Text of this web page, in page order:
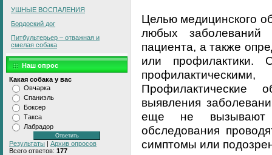
УШНЫЕ ВОСПАЛЕНИЯ
Бордоский дог
Питбультерьер – отважная и
смелая собака
Наш опрос
Какая собака у вас
Овчарка
Спаниэль
Боксер
Такса
Лабрадор
Результаты | Архив опросов
Всего ответов: 177
Целью медицинского
любых
пациента, а также
или профилактики.
Профилактические
выявления
еще не вызывают
обследования
симптомы или